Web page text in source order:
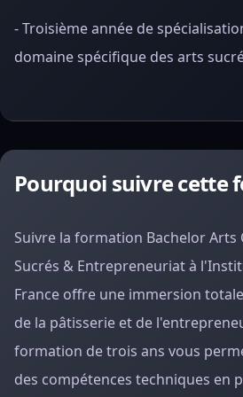
- Troisième année de
domaine spécifique des arts
Pourquoi suivre cette
Suivre la formation Bachelor Arts
Sucrés & Entrepreneuriat à
France offre une immersion
de la pâtisserie et de
formation de trois ans vous
des compétences techniques en